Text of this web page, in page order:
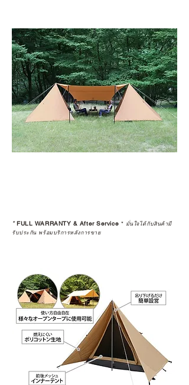
*FULL WARRANTY & After Service * มั่นใจได้กับสินค้ามี
รับประกัน พร้อมบริการหลังการขาย